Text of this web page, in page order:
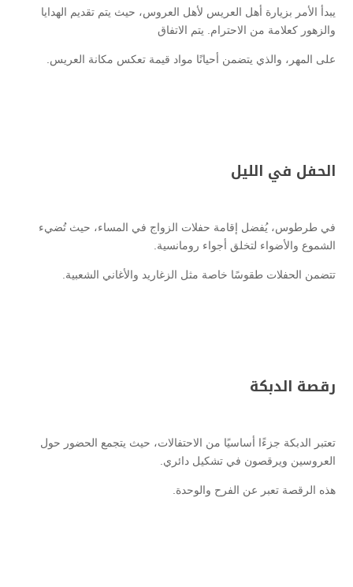
يبدأ الأمر بزيارة أهل العريس لأهل العروس، حيث يتم تقديم الهدايا
والزهور كعلامة من الاحترام. يتم الاتفاق
على المهر، والذي يتضمن أحيانًا مواد قيمة تعكس مكانة العريس.
الحفل في الليل
في طرطوس، يُفضل إقامة حفلات الزواج في المساء، حيث تُضيء
الشموع والأضواء لتخلق أجواء رومانسية.
تتضمن الحفلات طقوسًا خاصة مثل الزغاريد والأغاني الشعبية.
رقصة الدبكة
تعتبر الدبكة جزءًا أساسيًا من الاحتفالات، حيث يتجمع الحضور حول
العروسين ويرقصون في تشكيل دائري.
هذه الرقصة تعبر عن الفرح والوحدة.